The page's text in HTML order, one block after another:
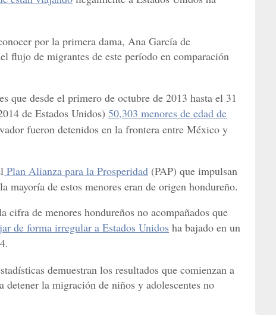
por la primera dama, Ana García de
flujo de migrantes de este período en comparación
que desde el primero de octubre de 2013 hasta el 31
de Estados Unidos) 50,303 menores de edad de
fueron detenidos en la frontera entre México y
Plan Alianza para la Prosperidad (PAP) que impulsan
mayoría de estos menores eran de origen hondureño.
cifra de menores hondureños no acompañados que
de forma irregular a Estados Unidos ha bajado en un
demuestran los resultados que comienzan a
detener la migración de niños y adolescentes no